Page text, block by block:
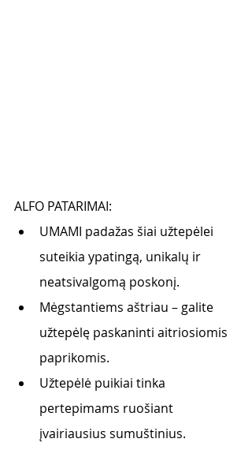
ALFO PATARIMAI:
UMAMI padažas šiai užtepėlei
suteikia ypatingą, unikalų ir
neatsivalgomą poskonį.
Mėgstantiems aštriau – galite
užtepėlę paskaninti aitriosiomis
paprikomis.
Užtepėlė puikiai tinka
pertepimams ruošiant
įvairiausius sumuštinius.